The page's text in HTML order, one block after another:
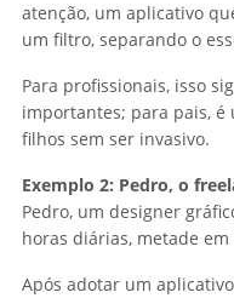
atenção, um aplicativo
um filtro, separando o
Para profissionais, isso
importantes; para pais,
filhos sem ser invasivo.
Exemplo 2: Pedro, o
Pedro, um designer
horas diárias, metade em
Após adotar um